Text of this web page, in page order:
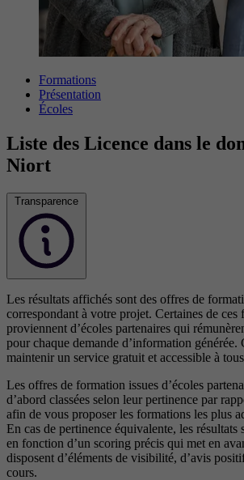
Formations
Présentation
Écoles
Liste des Licence dans le
Niort
Transparence
Les résultats affichés sont des offres de
correspondant à votre projet. Certaines de ces
proviennent d’écoles partenaires qui
pour chaque demande d’information générée.
maintenir un service gratuit et accessible à
Les offres de formation issues d’écoles
d’abord classées selon leur pertinence par
afin de vous proposer les formations les plus
En cas de pertinence équivalente, les résultats
en fonction d’un scoring précis qui met en
disposent d’éléments de visibilité, d’avis
cours.